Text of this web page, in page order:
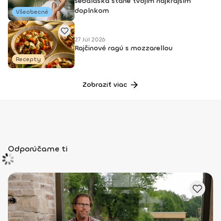
Všeobecné
doplnkom
Recepty
27 Júl 2026
Rajčinové ragú s mozzarellou
Zobraziť viac
Odporúčame ti